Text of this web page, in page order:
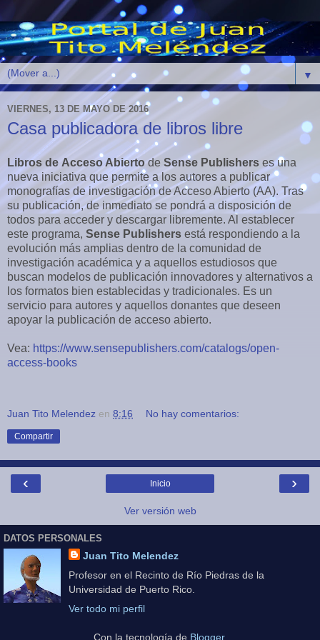
▼
VIERNES, 13 DE MAYO DE 2016
Casa publicadora de libros libre
Libros de Acceso Abierto de Sense Publishers es una
nueva iniciativa que permite a los autores a publicar
monografías de investigación de Acceso Abierto (AA). Tras
su publicación, de inmediato se pondrá a disposición de
todos para acceder y descargar libremente. Al establecer
este programa, Sense Publishers está respondiendo a la
evolución más amplias dentro de la comunidad de
investigación académica y a aquellos estudiosos que
buscan modelos de publicación innovadores y alternativos a
los formatos bien establecidas y tradicionales. Es un
servicio para autores y aquellos donantes que deseen
apoyar la publicación de acceso abierto.
Vea: https://www.sensepublishers.com/catalogs/open-
access-books
Juan Tito Melendez en 8:16 No hay comentarios:
Compartir
‹ ›
Inicio
Ver versión web
DATOS PERSONALES
Juan Tito Melendez
Profesor en el Recinto de Río Piedras de la
Universidad de Puerto Rico.
Ver todo mi perfil
Con la tecnología de Blogger.